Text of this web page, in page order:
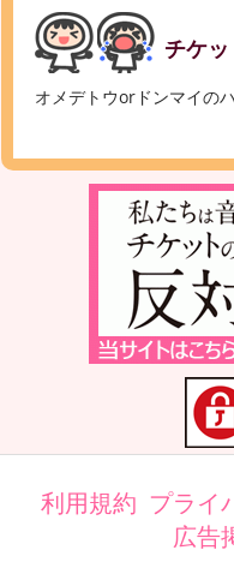
チケ
オメデトウorドンマイの
利用規約 プライ
広告